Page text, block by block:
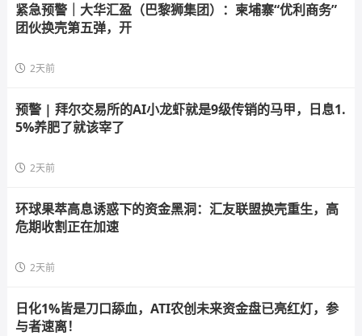
紧急预警｜大华汇盈（巴黎狮集团）：柬埔寨“优利商务”
团伙换壳第五弹，开
2天前
预警 | 拜尔交易所的AI小龙虾就是9级传销的马甲，日息1.
5%养肥了就该宰了
2天前
环球果萃高息诱惑下的资金黑洞：汇友联盟换壳重生，高
危期收割正在加速
2天前
日化1%皆是刀口舔血，ATI农创未来资金盘已亮红灯，参
与者速离！